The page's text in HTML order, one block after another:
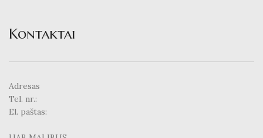
Kontaktai
Adresas
Tel. nr.:
El. paštas: